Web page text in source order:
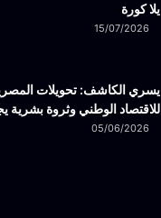
يلا كورة
15/07/2026
يسري الكاشف: تحويلات
للاقتصاد الوطني وثروة بشرية
05/06/2026